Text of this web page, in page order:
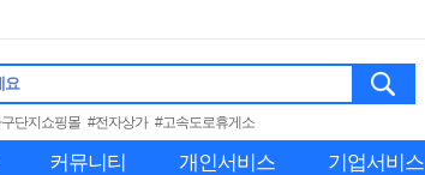
요
단지쇼핑몰 #전자상가 #고속도로휴게소
커뮤니티 개인서비스 기업서비스